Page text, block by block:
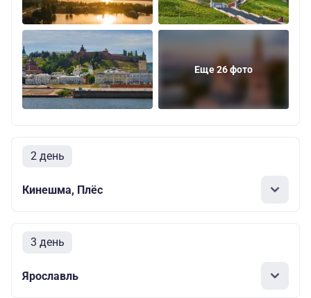
Еще 26 фото
2 день
Кинешма, Плёс
3 день
Ярославль